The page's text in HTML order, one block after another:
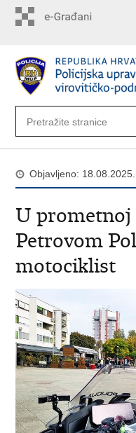
Objavljeno: 18.08.2025.
U prometnoj
Petrovom
motociklist